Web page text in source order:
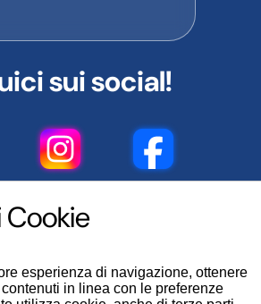
Cookie
esperienza di navigazione, ottenere
in linea con le preferenze
sui social!